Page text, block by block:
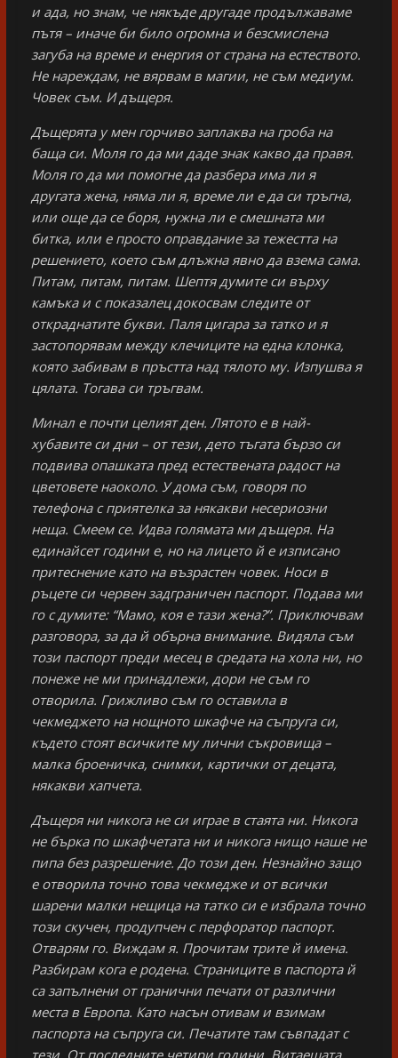
и ада, но знам, че някъде другаде продължаваме
пътя – иначе би било огромна и безсмислена
загуба на време и енергия от страна на естеството.
Не нареждам, не вярвам в магии, не съм медиум.
Човек съм. И дъщеря.
Дъщерята у мен горчиво заплаква на гроба на
баща си. Моля го да ми даде знак какво да правя.
Моля го да ми помогне да разбера има ли я
другата жена, няма ли я, време ли е да си тръгна,
или още да се боря, нужна ли е смешната ми
битка, или е просто оправдание за тежестта на
решението, което съм длъжна явно да взема сама.
Питам, питам, питам. Шептя думите си върху
камъка и с показалец докосвам следите от
откраднатите букви. Паля цигара за татко и я
застопорявам между клечиците на една клонка,
която забивам в пръстта над тялото му. Изпушва я
цялата. Тогава си тръгвам.
Минал е почти целият ден. Лятото е в най-
хубавите си дни – от тези, дето тъгата бързо си
подвива опашката пред естествената радост на
цветовете наоколо. У дома съм, говоря по
телефона с приятелка за някакви несериозни
неща. Смеем се. Идва голямата ми дъщеря. На
единайсет години е, но на лицето й е изписано
притеснение като на възрастен човек. Носи в
ръцете си червен задграничен паспорт. Подава ми
го с думите: “Мамо, коя е тази жена?”. Приключвам
разговора, за да й обърна внимание. Видяла съм
този паспорт преди месец в средата на хола ни, но
понеже не ми принадлежи, дори не съм го
отворила. Грижливо съм го оставила в
чекмеджето на нощното шкафче на съпруга си,
където стоят всичките му лични съкровища –
малка броеничка, снимки, картички от децата,
някакви хапчета.
Дъщеря ни никога не си играе в стаята ни. Никога
не бърка по шкафчетата ни и никога нищо наше не
пипа без разрешение. До този ден. Незнайно защо
е отворила точно това чекмедже и от всички
шарени малки нещица на татко си е избрала точно
този скучен, продупчен с перфоратор паспорт.
Отварям го. Виждам я. Прочитам трите й имена.
Разбирам кога е родена. Страниците в паспорта й
са запълнени от гранични печати от различни
места в Европа. Като насън отивам и взимам
паспорта на съпруга си. Печатите там съвпадат с
тези. От последните четири години. Витаещата